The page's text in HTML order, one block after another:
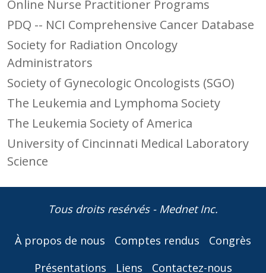
Online Nurse Practitioner Programs
PDQ -- NCI Comprehensive Cancer Database
Society for Radiation Oncology
Administrators
Society of Gynecologic Oncologists (SGO)
The Leukemia and Lymphoma Society
The Leukemia Society of America
University of Cincinnati Medical Laboratory
Science
Tous droits resérvés - Mednet Inc.
À propos de nous Comptes rendus
Congrès
Présentations
Liens Contactez-nous